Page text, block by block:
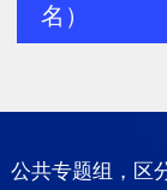
名）
公共专题组，区